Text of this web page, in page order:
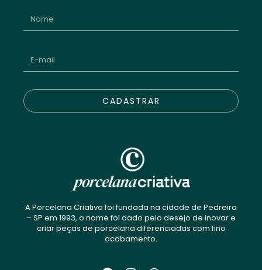
CADASTRAR
A Porcelana Criativa foi fundada na cidade de Pedreira
– SP em 1993, o nome foi dado pelo desejo de inovar e
criar peças de porcelana diferenciadas com fino
acabamento.